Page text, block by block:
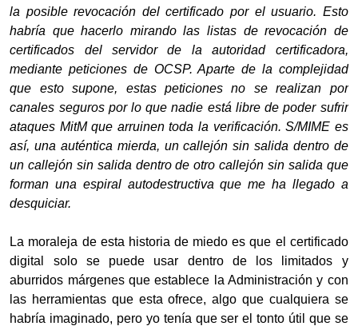
la posible revocación del certificado por el usuario. Esto
habría que hacerlo mirando las listas de revocación de
certificados del servidor de la autoridad certificadora,
mediante peticiones de OCSP. Aparte de la complejidad
que esto supone, estas peticiones no se realizan por
canales seguros por lo que nadie está libre de poder sufrir
ataques MitM que arruinen toda la verificación. S/MIME es
así, una auténtica mierda, un callejón sin salida dentro de
un callejón sin salida dentro de otro callejón sin salida que
forman una espiral autodestructiva que me ha llegado a
desquiciar.
La moraleja de esta historia de miedo es que el certificado
digital solo se puede usar dentro de los limitados y
aburridos márgenes que establece la Administración y con
las herramientas que esta ofrece, algo que cualquiera se
habría imaginado, pero yo tenía que ser el tonto útil que se